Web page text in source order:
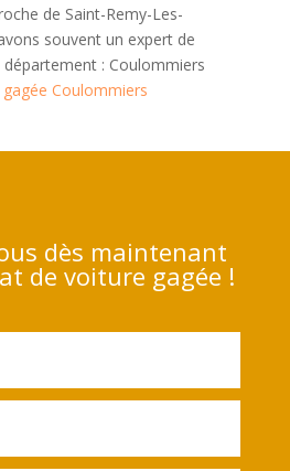
de Saint-Remy-Les-
souvent un expert de
département : Coulommiers
Coulommiers
dès maintenant
de voiture gagée !